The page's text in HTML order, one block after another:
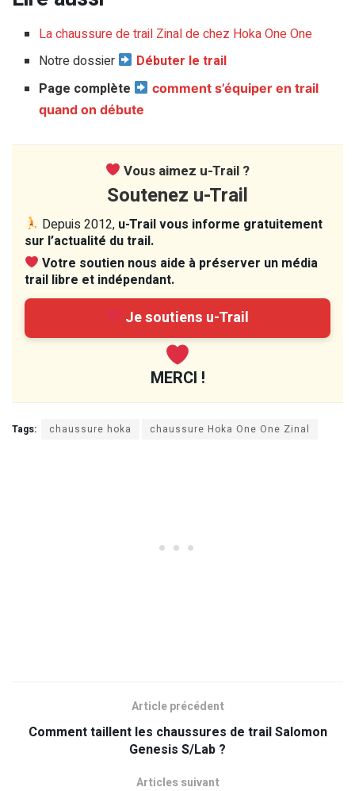
La chaussure de trail Zinal de chez Hoka One One
Notre dossier
Débuter le trail
Page complète
comment s’équiper en trail
quand on débute
Vous aimez u-Trail ?
Soutenez u-Trail
Depuis 2012, u-Trail vous informe gratuitement
sur l’actualité du trail.
Votre soutien nous aide à préserver un média
trail libre et indépendant.
Je soutiens u-Trail
MERCI !
Tags: chaussure hoka chaussure Hoka One One Zinal
Article précédent
Comment taillent les chaussures de trail Salomon
Genesis S/Lab ?
Articles suivant